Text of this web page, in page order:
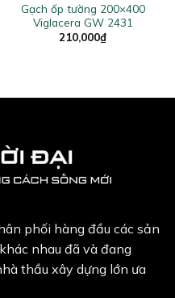
Gạch ốp tường 200×400
Viglacera GW 2431
210,000₫
phối hàng đầu các sản
nhau đã và đang
thầu xây dựng lớn ưa